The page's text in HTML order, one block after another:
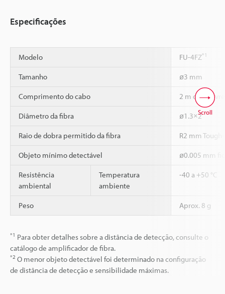
Especificações
Modelo FU-4FZ*1
Tamanho ø3 mm
Comprimento do cabo 2 m corte livre
Diâmetro da fibra ø1.3×2
Raio de dobra permitido da fibra R2 mm
Objeto mínimo detectável ø0.005 mm
Resistência
ambiental
Temperatura
ambiente
-40 a +50 °C
Peso Aprox. 8 g
*1 Para obter detalhes sobre a distância de detecção, consulte o
catálogo de amplificador de fibra.
*2 O menor objeto detectável foi determinado na configuração
de distância de detecção e sensibilidade máximas.
Scroll